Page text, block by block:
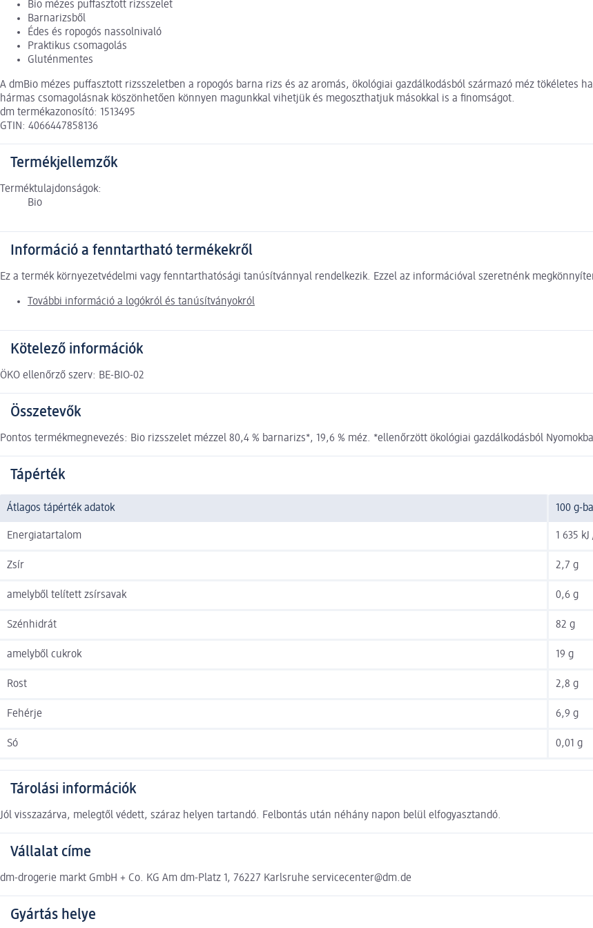
Bio mézes puffasztott rizsszelet
Barnarizsből
Édes és ropogós nassolnivaló
Praktikus csomagolás
Gluténmentes
A dmBio mézes puffasztott rizsszeletben a ropogós barna rizs és az aromás, ökológiai gazdálkodásból származó méz tökéletes
hármas csomagolásnak köszönhetően könnyen magunkkal vihetjük és megoszthatjuk másokkal is a finomságot.
dm termékazonosító: 1513495
GTIN: 4066447858136
Termékjellemzők
Terméktulajdonságok:
Bio
Információ a fenntartható termékekről
Ez a termék környezetvédelmi vagy fenntarthatósági tanúsítvánnyal rendelkezik. Ezzel az információval szeretnénk
További információ a logókról és tanúsítványokról
Kötelező információk
ÖKO ellenőrző szerv: BE-BIO-02
Összetevők
Pontos termékmegnevezés: Bio rizsszelet mézzel 80,4 % barnarizs*, 19,6 % méz. *ellenőrzött ökológiai gazdálkodásból
Tápérték
Átlagos tápérték adatok 100 g-
Energiatartalom 1 635
Zsír 2,7 g
amelyből telített zsírsavak 0,6 g
Szénhidrát 82 g
amelyből cukrok 19 g
Rost 2,8 g
Fehérje 6,9 g
Só 0,01 g
Tárolási információk
Jól visszazárva, melegtől védett, száraz helyen tartandó. Felbontás után néhány napon belül elfogyasztandó.
Vállalat címe
dm-drogerie markt GmbH + Co. KG Am dm-Platz 1, 76227 Karlsruhe servicecenter@dm.de
Gyártás helye